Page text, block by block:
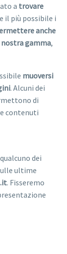
a trovare
il più possibile i
anche
gamma,
muoversi
. Alcuni dei
di
contenuti
dei
ultime
. Fisseremo